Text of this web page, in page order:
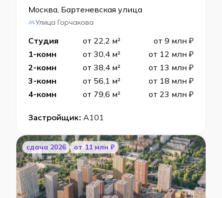
Москва, Бартеневская улица
Улица Горчакова
Студия от 22,2 м²
от 9 млн ₽
1-комн
от 30,4 м²
от 12 млн ₽
2-комн
от 38,4 м²
от 13 млн ₽
3-комн
от 56,1 м²
от 18 млн ₽
4-комн
от 79,6 м² от 23 млн ₽
Застройщик: А101
cдача 2026 от 11 млн ₽